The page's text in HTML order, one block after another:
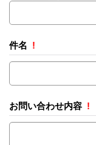
件名 !
お問い合わせ内容 !